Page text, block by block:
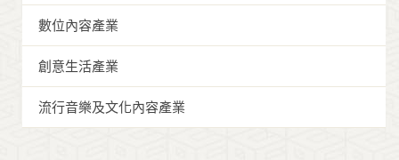
數位內容產業
創意生活產業
流行音樂及文化內容產業